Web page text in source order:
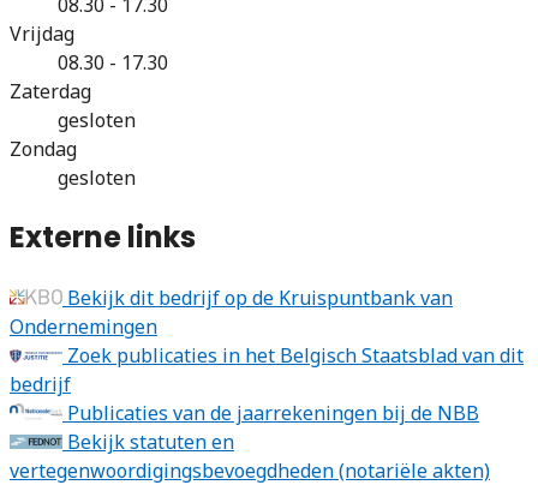
Vrijdag
08.30 - 17.30
Zaterdag
gesloten
Zondag
gesloten
Externe links
Bekijk dit bedrijf op de Kruispuntbank van
Ondernemingen
Zoek publicaties in het Belgisch Staatsblad van dit
bedrijf
Publicaties van de jaarrekeningen bij de NBB
Bekijk statuten en
vertegenwoordigingsbevoegdheden (notariële akten)